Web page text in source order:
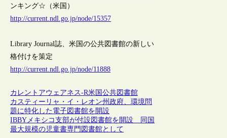
ンキング☆（米国）
http://current.ndl.go.jp/node/15357
Library Journal誌、米国の公共図書館の新しい
格付けを策定
http://current.ndl.go.jp/node/11888
カレントアウェアネス-R米国公共図書館
カスティーリャ・イ・レオン州政府、環境問
題に特化した電子図書館を開設
IBBYメキシコ支部が付設図書館を開設 同国
最大規模の児童書専門図書館として